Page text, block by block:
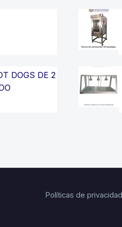
DOGS DE 2
Políticas de privacidad